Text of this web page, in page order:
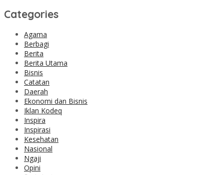
Categories
Agama
Berbagi
Berita
Berita Utama
Bisnis
Catatan
Daerah
Ekonomi dan Bisnis
Iklan Kodeq
Inspira
Inspirasi
Kesehatan
Nasional
Ngaji
Opini